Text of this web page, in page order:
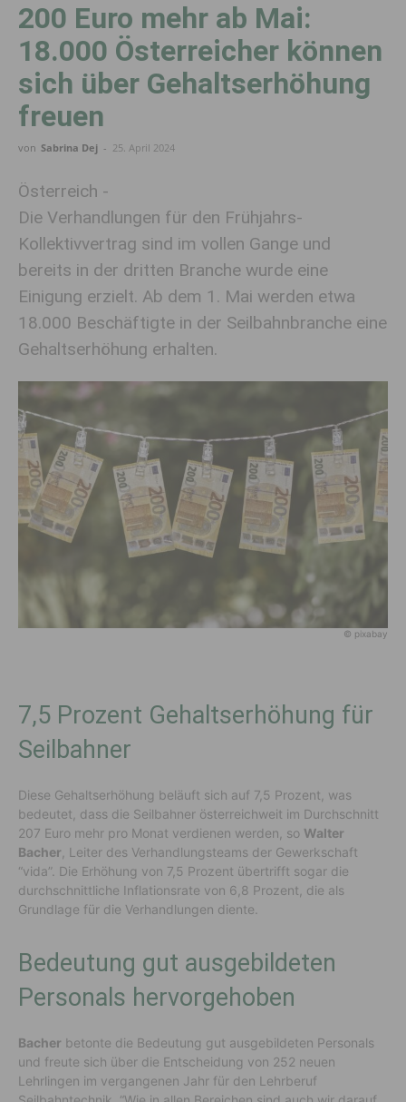
200 Euro mehr ab Mai:
18.000 Österreicher können
sich über Gehaltserhöhung
freuen
von Sabrina Dej - 25. April 2024
Österreich -
Die Verhandlungen für den Frühjahrs-
Kollektivvertrag sind im vollen Gange und
bereits in der dritten Branche wurde eine
Einigung erzielt. Ab dem 1. Mai werden etwa
18.000 Beschäftigte in der Seilbahnbranche eine
Gehaltserhöhung erhalten.
© pixabay
7,5 Prozent Gehaltserhöhung für
Seilbahner
Diese Gehaltserhöhung beläuft sich auf 7,5 Prozent, was
bedeutet, dass die Seilbahner österreichweit im Durchschnitt
207 Euro mehr pro Monat verdienen werden, so Walter
Bacher , Leiter des Verhandlungsteams der Gewerkschaft
“vida”. Die Erhöhung von 7,5 Prozent übertrifft sogar die
durchschnittliche Inflationsrate von 6,8 Prozent, die als
Grundlage für die Verhandlungen diente.
Bedeutung gut ausgebildeten
Personals hervorgehoben
Bacher betonte die Bedeutung gut ausgebildeten Personals
und freute sich über die Entscheidung von 252 neuen
Lehrlingen im vergangenen Jahr für den Lehrberuf